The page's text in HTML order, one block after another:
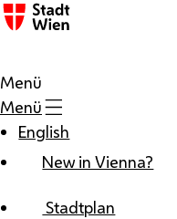
Zum Inhalt
Menü
Menü
English
New in Vienna?
Stadtplan